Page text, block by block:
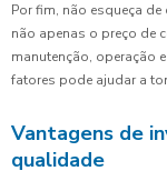
Por fim, não esqueça
não apenas o preço de
manutenção, operação
fatores pode ajudar a
Vantagens de
qualidade